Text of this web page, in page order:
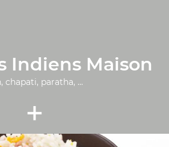
Indiens Maison
chapati, paratha, ...
+